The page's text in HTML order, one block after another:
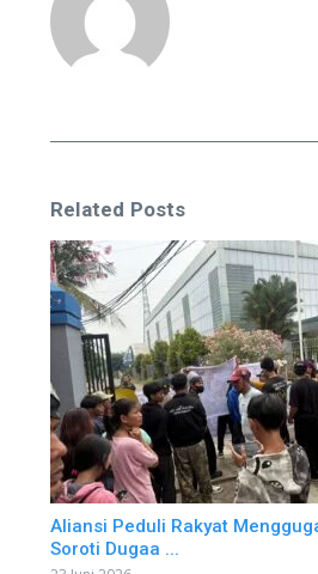
Related Posts
Aliansi Peduli Rakyat
Soroti Dugaa ...